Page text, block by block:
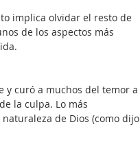
implica olvidar el resto de
de los aspectos más
y curó a muchos del temor a
la culpa. Lo más
de Dios (como dijo